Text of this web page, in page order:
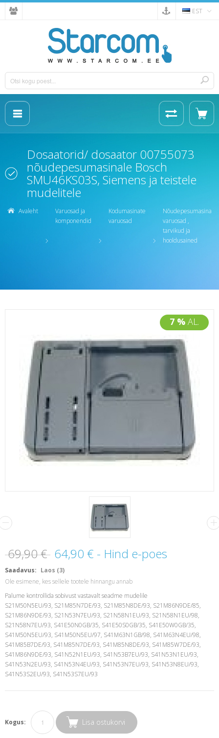
EST
Dosaatorid/ dosaator 00755073
nõudepesumasinale Bosch
SMU46KS03S, Siemens ja teistele
mudelitele
Avaleht
Varuosad ja
komponendid
Kodumasinate
varuosad
Nõudepesumasina
varuosad ,
tarvikud ja
hooldusained
7 % AL.
69,90 € 64,90 € - Hind e-poes
Saadavus: Laos (3)
Ole esimene, kes sellele tootele hinnangu annab
Palume kontrollida sobivust vastavalt seadme mudelile
S21M50N5EU/93, S21M85N7DE/93, S21M85N8DE/93, S21M86N9DE/85,
S21M86N9DE/93, S21N53N7EU/93, S21N58N1EU/93, S21N58N1EU/98,
S21N58N7EU/93, S41E50N0GB/35, S41E50S0GB/35, S41E50W0GB/35,
S41M50N5EU/93, S41M50N5EU/97, S41M63N1GB/98, S41M63N4EU/98,
S41M85B7DE/93, S41M85N7DE/93, S41M85N8DE/93, S41M85W7DE/93,
S41M86N9DE/93, S41N52N1EU/93, S41N53B7EU/93, S41N53N1EU/93,
S41N53N2EU/93, S41N53N4EU/93, S41N53N7EU/93, S41N53N8EU/93,
S41N53S2EU/93, S41N53S7EU/93
Kogus: Lisa ostukorvi